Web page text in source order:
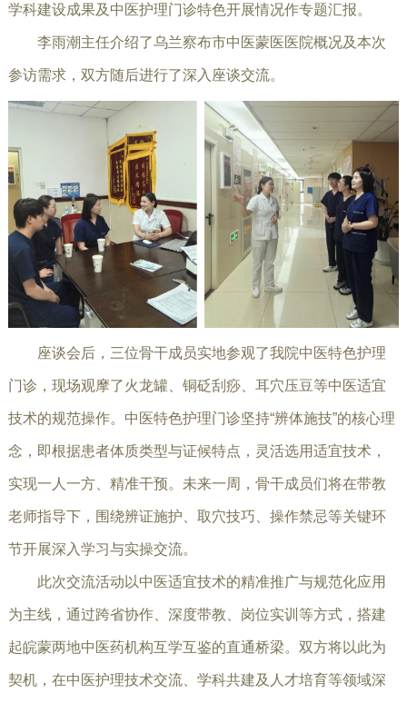
学科建设成果及中医护理门诊特色开展情况作专题汇报。
李雨潮主任介绍了乌兰察布市中医蒙医医院概况及本次
参访需求，双方随后进行了深入座谈交流。
座谈会后，三位骨干成员实地参观了我院中医特色护理
门诊，现场观摩了 火龙罐、铜砭刮痧、耳穴压豆等中医适宜
技术的规范操作。中医特色护理门诊坚持“辨体施技”的核心理
念，即根据患者体质类型与证候特点，灵活选用适宜技术，
实现一人一方、精准干预。未来一周， 骨干成员们将在带教
老师指导下，围绕辨证施护、取穴技巧、操作禁忌等关键环
节开展深入学习与实操交流。
此次交流活动以中医适宜技术的精准推广与规范化应用
为主线，通过跨省协作、深度带教、岗位实训等方式，搭建
起皖蒙两地中医药机构互学互鉴的直通桥梁。双方将以此为
契机，在中医护理技术交流、学科共建及人才培育等领域深